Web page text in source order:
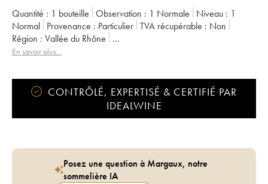
Quantité : 1 bouteille Observation : 1 Normale Niveau : 1
Normal
Provenance : particulier TVA récupérable :
non
Région :
Vallée du Rhône
Appellation :
En savoir plus...
CONTRÔLÉ, EXPERTISÉ & CERTIFIÉ PAR
IDEALWINE
Posez une question à Margaux, notre
sommelière IA